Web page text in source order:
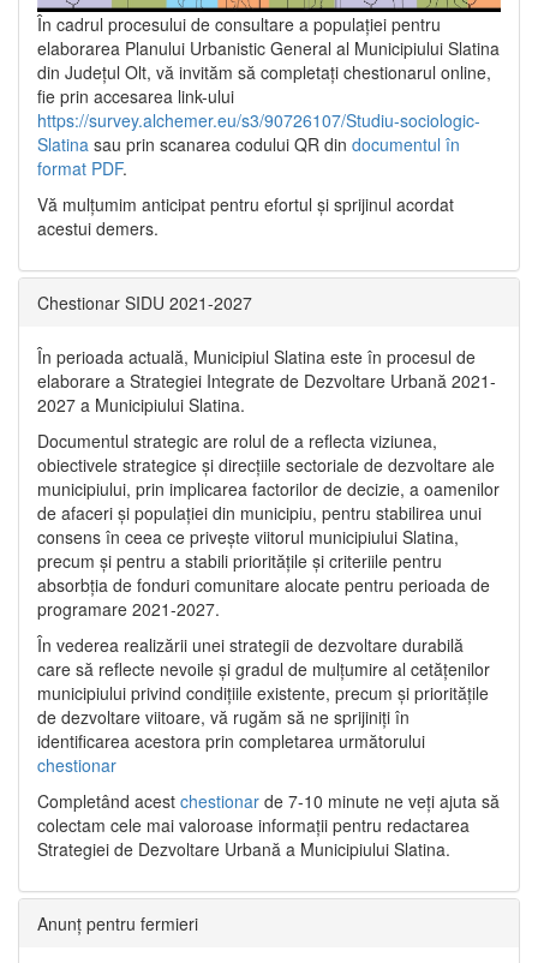
În cadrul procesului de consultare a populaţiei pentru
elaborarea Planului Urbanistic General al Municipiului Slatina
din Județul Olt, vă invităm să completați chestionarul online,
fie prin accesarea link-ului
https://survey.alchemer.eu/s3/90726107/Studiu-sociologic-
Slatina sau prin scanarea codului QR din documentul în
format PDF.
Vă mulţumim anticipat pentru efortul şi sprijinul acordat
acestui demers.
Chestionar SIDU 2021-2027
În perioada actuală, Municipiul Slatina este în procesul de
elaborare a Strategiei Integrate de Dezvoltare Urbană 2021‐
2027 a Municipiului Slatina.
Documentul strategic are rolul de a reflecta viziunea,
obiectivele strategice și direcțiile sectoriale de dezvoltare ale
municipiului, prin implicarea factorilor de decizie, a oamenilor
de afaceri și populației din municipiu, pentru stabilirea unui
consens în ceea ce privește viitorul municipiului Slatina,
precum și pentru a stabili prioritățile și criteriile pentru
absorbția de fonduri comunitare alocate pentru perioada de
programare 2021-2027.
În vederea realizării unei strategii de dezvoltare durabilă
care să reflecte nevoile și gradul de mulțumire al cetățenilor
municipiului privind condițiile existente, precum și prioritățile
de dezvoltare viitoare, vă rugăm să ne sprijiniți în
identificarea acestora prin completarea următorului
chestionar
Completând acest chestionar de 7-10 minute ne veți ajuta să
colectam cele mai valoroase informații pentru redactarea
Strategiei de Dezvoltare Urbană a Municipiului Slatina.
Anunț pentru fermieri